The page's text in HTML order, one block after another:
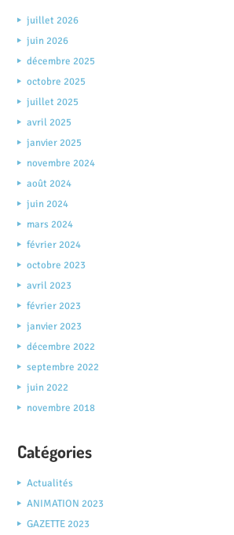
juillet 2026
juin 2026
décembre 2025
octobre 2025
juillet 2025
avril 2025
janvier 2025
novembre 2024
août 2024
juin 2024
mars 2024
février 2024
octobre 2023
avril 2023
février 2023
janvier 2023
décembre 2022
septembre 2022
juin 2022
novembre 2018
Catégories
Actualités
ANIMATION 2023
GAZETTE 2023